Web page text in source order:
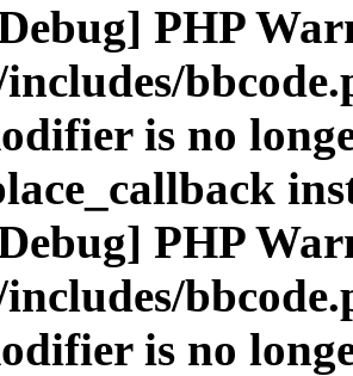
PHP
is no
PHP
is no